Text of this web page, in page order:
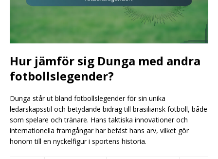
Hur jämför sig Dunga med andra
fotbollslegender?
Dunga står ut bland fotbollslegender för sin unika
ledarskapsstil och betydande bidrag till brasiliansk fotboll, både
som spelare och tränare. Hans taktiska innovationer och
internationella framgångar har befäst hans arv, vilket gör
honom till en nyckelfigur i sportens historia.